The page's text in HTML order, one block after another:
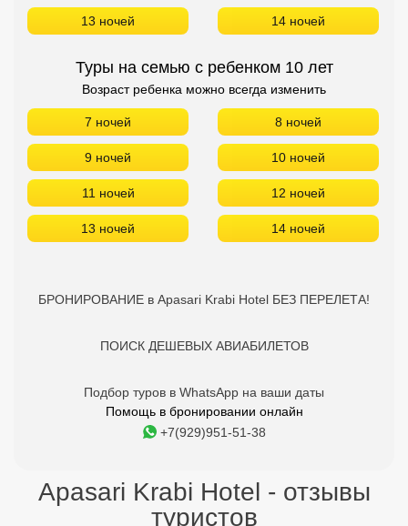
13 ночей 14 ночей
Туры на семью с ребенком 10 лет
Возраст ребенка можно всегда изменить
7 ночей 8 ночей
9 ночей 10 ночей
11 ночей 12 ночей
13 ночей 14 ночей
БРОНИРОВАНИЕ в Apasari Krabi Hotel БЕЗ ПЕРЕЛЕТА!
ПОИСК ДЕШЕВЫХ АВИАБИЛЕТОВ
Подбор туров в WhatsApp на ваши даты
Помощь в бронировании онлайн
+7(929)951-51-38
Apasari Krabi Hotel - отзывы
туристов